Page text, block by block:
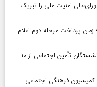
امنیت ملی را تبریک
تا هفته دولت؛ زمان پرداخت مرحله دوم اعلام
احتمال پرداخت معوقات افزایش حقوق بازنشستگان تأمین اجتماعی از ۱۰
فرهنگی اجتماعی